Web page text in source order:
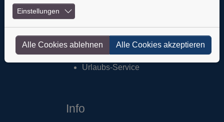
Service
Adressänderung
Urlaubs-Service
Info
Einstellungen
Alle Cookies ablehnen Alle Cookies akzeptieren